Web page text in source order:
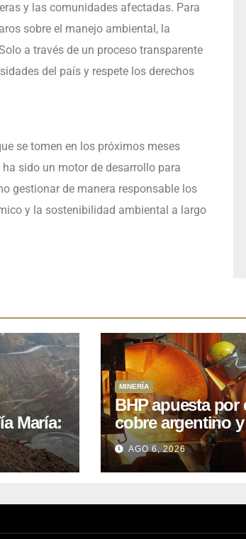
y las comunidades afectadas. Para
sobre el manejo ambiental, la
a través de un proceso transparente
del país y respete los derechos
se tomen en los próximos meses
sido un motor de desarrollo para
gestionar de manera responsable los
y la sostenibilidad ambiental a largo
María:
Perú
MINERÍA
BHP apuesta por
cobre argentino
acuerdo con
para siete
AGO 6, 2026